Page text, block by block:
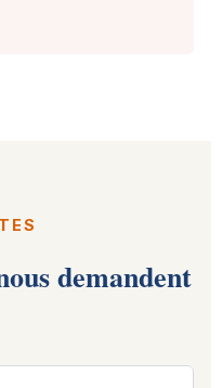
demandent